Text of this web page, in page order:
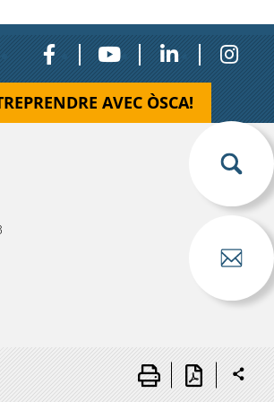
AVEC ÒSCA!